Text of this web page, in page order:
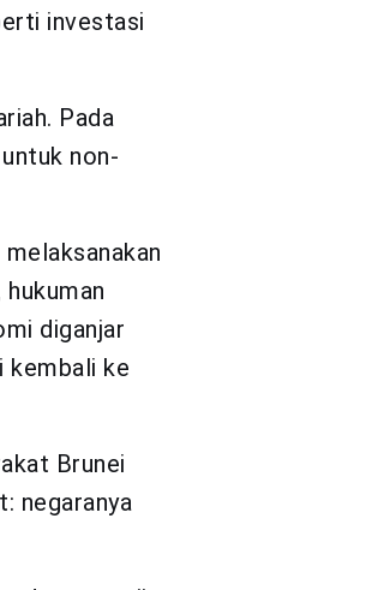
investasi
Pada
non-
diganjar
kembali ke
Brunei
negaranya